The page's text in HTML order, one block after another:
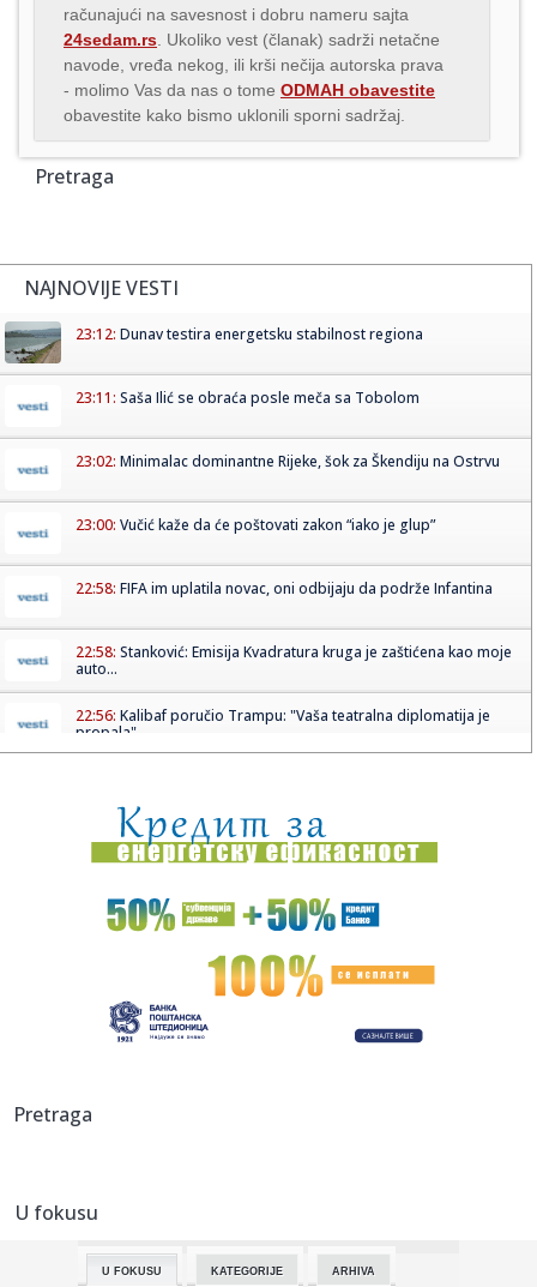
računajući na savesnost i dobru nameru sajta
24sedam.rs . Ukoliko vest (članak) sadrži netačne
navode, vređa nekog, ili krši nečija autorska prava
- molimo Vas da nas o tome ODMAH obavestite
obavestite kako bismo uklonili sporni sadržaj.
Pretraga
NAJNOVIJE VESTI
23:12: Dunav testira energetsku stabilnost regiona
23:11: Saša Ilić se obraća posle meča sa Tobolom
23:02: Minimalac dominantne Rijeke, šok za Škendiju na Ostrvu
23:00: Vučić kaže da će poštovati zakon “iako je glup”
22:58: FIFA im uplatila novac, oni odbijaju da podrže Infantina
22:58: Stanković: Emisija Kvadratura kruga je zaštićena kao moje
auto...
22:56: Kalibaf poručio Trampu: "Vaša teatralna diplomatija je
propala"
22:51:Najavljen električni Ford Fathom
22:50:Nizak nivo Dunava otkrio most rimskog cara Konstantina!
Priroda p...
Štab za vanredne situacije: U većem delu Srbije nema
22:46:Nazire se katastrofa; Kijev kriv za sve? FOTO/VIDEO
Pazara
22:39:
Pretraga
U fokusu
U FOKUSU KATEGORIJE ARHIVA